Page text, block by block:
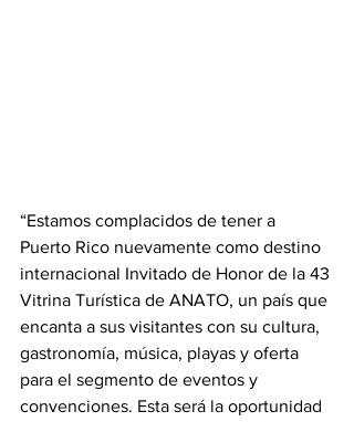
“Estamos complacidos de tener a
Puerto Rico nuevamente como destino
internacional Invitado de Honor de la 43
Vitrina Turística de ANATO, un país que
encanta a sus visitantes con su cultura,
gastronomía, música, playas y oferta
para el segmento de eventos y
convenciones. Esta será la oportunidad